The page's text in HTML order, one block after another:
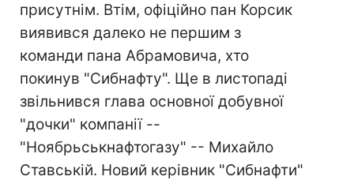
присутнім. Втім, офіційно пан Корсик
виявився далеко не першим з
команди пана Абрамовича, хто
покинув "Сибнафту". Ще в листопаді
звільнився глава основної добувної
"дочки" компанії --
"Ноябрьськнафтогазу" -- Михайло
Ставській. Новий керівник "Сибнафти"